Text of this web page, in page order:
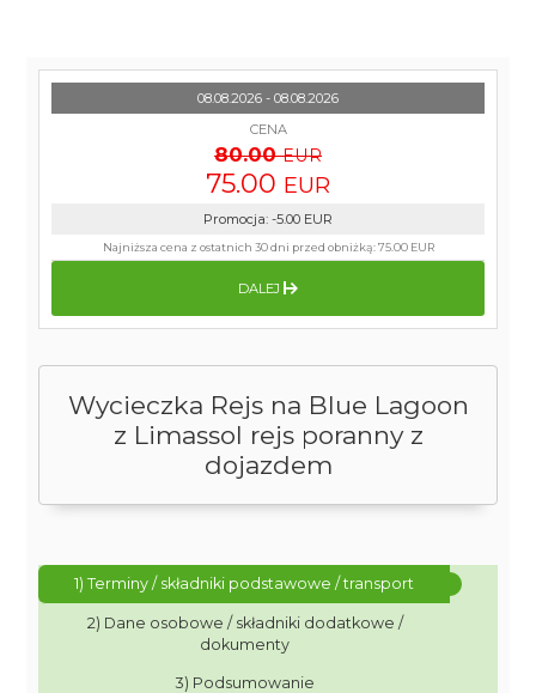
Wycieczka Rejs na Blue Lagoon
z Limassol rejs poranny z
dojazdem
1) Terminy / składniki podstawowe / transport
2) Dane osobowe / składniki dodatkowe /
dokumenty
3) Podsumowanie
08.08.2026 - 08.08.2026
CENA
80.00 EUR
75.00 EUR
Promocja: -5.00 EUR
Najniższa cena z ostatnich 30 dni przed obniżką:75.00 EUR
DALEJ